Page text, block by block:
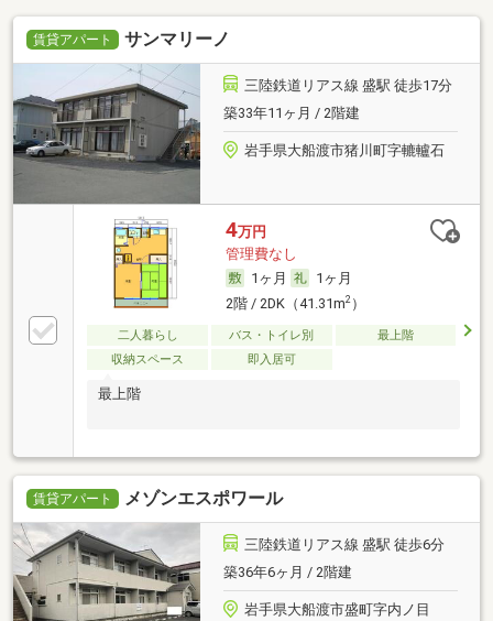
賃貸アパート サンマリーノ
三陸鉄道リアス線 盛駅 徒歩17分
築33年11ヶ月 / 2階建
岩手県大船渡市猪川町字轆轤石
4万円
管理費なし
1ヶ月
1ヶ月
2階 / 2DK（41.31m2）
二人暮らし バス・トイレ別
最上階
収納スペース
即入居可
最上階
賃貸アパート メゾンエスポワール
三陸鉄道リアス線 盛駅 徒歩6分
築36年6ヶ月 / 2階建
岩手県大船渡市盛町字内ノ目